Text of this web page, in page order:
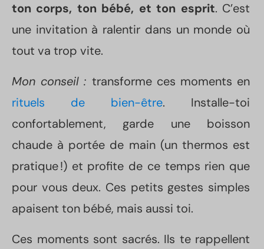
ton corps, ton bébé, et ton esprit. C’est
une invitation à ralentir dans un monde où
tout va trop vite.
Mon conseil : transforme ces moments en
rituels de bien-être. Installe-toi
confortablement, garde une boisson
chaude à portée de main (un thermos est
pratique !) et profite de ce temps rien que
pour vous deux. Ces petits gestes simples
apaisent ton bébé, mais aussi toi.
Ces moments sont sacrés. Ils te rappellent